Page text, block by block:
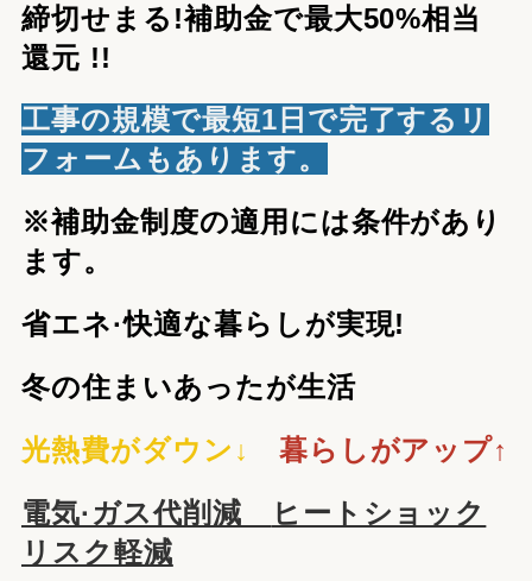
締切せまる!補助金で最大50%相当
還元 !!
工事の規模で最短1日で完了するリ
フォームもあります。
※補助金制度の適用には条件があり
ます。
省エネ·快適な暮らしが実現!
冬の住まいあったが生活
光熱費がダウン↓ 暮らしがアップ↑
電気·ガス代削減
ヒートショック
リスク軽減